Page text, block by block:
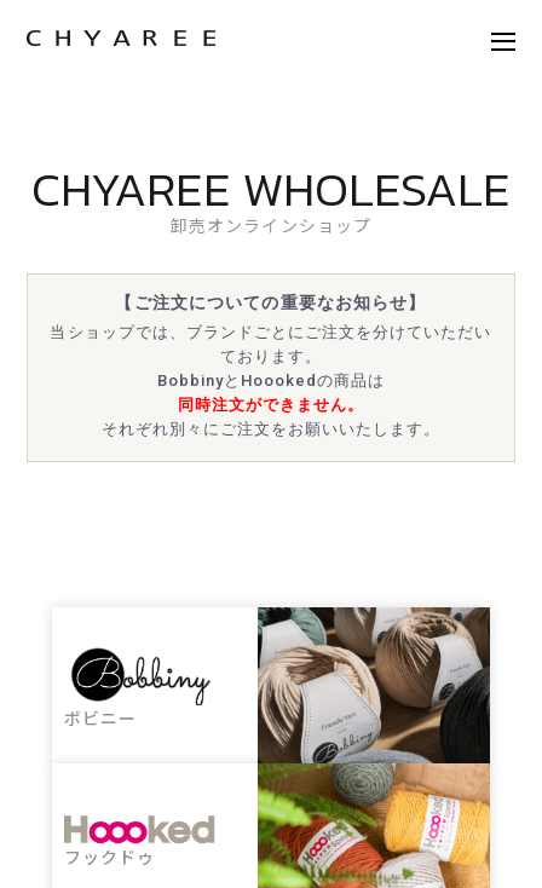
CHYAREE WHOLESALE
卸売オンラインショップ
【ご注文についての重要なお知らせ】
当ショップでは、ブランドごとにご注文を分けていただい
ております。
BobbinyとHoookedの商品は
同時注文ができません。
それぞれ別々にご注文をお願いいたします。
ボビニー
フックドゥ